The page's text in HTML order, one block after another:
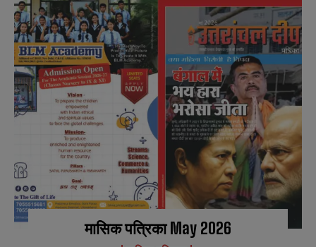
मासिक पत्रिका May 2026